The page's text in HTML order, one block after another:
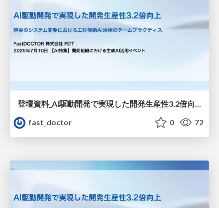
登壇資料_AI駆動開発で実現した開発生産性3.2倍向上.pdf
fast_doctor
0 72